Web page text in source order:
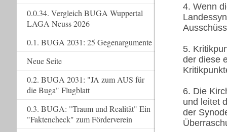
4. Wenn
5.
der diese
6. Die
und leitet
der
0.0.34. Vergleich BUGA Wuppertal
LAGA Neuss 2026
0.1. BUGA 2031: 25 Gegenargumente
Neue Seite
0.2. BUGA 2031: "JA zum AUS für
die Buga" Flugblatt
0.3. BUGA: "Traum und Realität" Ein
"Faktencheck" zum Förderverein